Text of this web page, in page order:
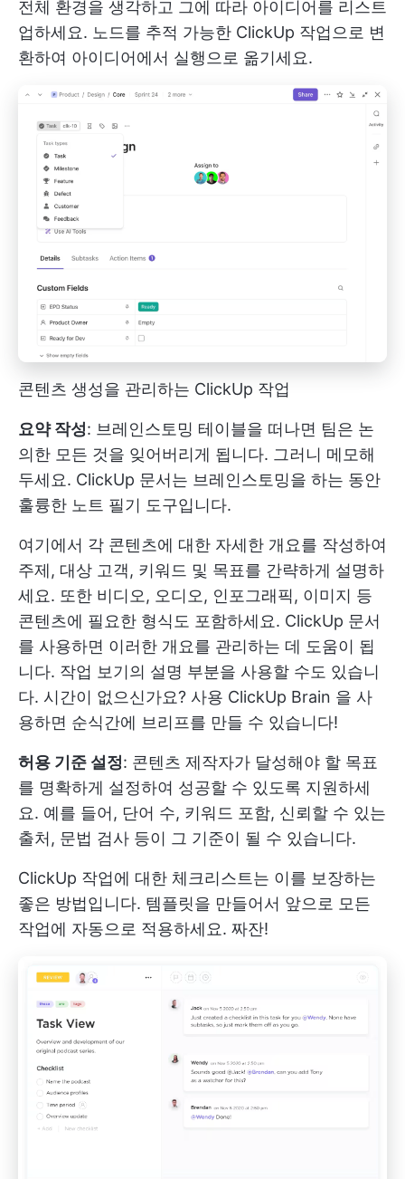
전체 환경을 생각하고 그에 따라 아이디어를 리스트
업하세요. 노드를 추적 가능한 ClickUp 작업으로 변
환하여 아이디어에서 실행으로 옮기세요.
콘텐츠 생성을 관리하는 ClickUp 작업
요약 작성: 브레인스토밍 테이블을 떠나면 팀은 논
의한 모든 것을 잊어버리게 됩니다. 그러니 메모해
두세요. ClickUp 문서는 브레인스토밍을 하는 동안
훌륭한 노트 필기 도구입니다.
여기에서 각 콘텐츠에 대한 자세한 개요를 작성하여
주제, 대상 고객, 키워드 및 목표를 간략하게 설명하
세요. 또한 비디오, 오디오, 인포그래픽, 이미지 등
콘텐츠에 필요한 형식도 포함하세요. ClickUp 문서
를 사용하면 이러한 개요를 관리하는 데 도움이 됩
니다. 작업 보기의 설명 부분을 사용할 수도 있습니
다. 시간이 없으신가요? 사용 ClickUp Brain 을 사
용하면 순식간에 브리프를 만들 수 있습니다!
허용 기준 설정: 콘텐츠 제작자가 달성해야 할 목표
를 명확하게 설정하여 성공할 수 있도록 지원하세
요. 예를 들어, 단어 수, 키워드 포함, 신뢰할 수 있는
출처, 문법 검사 등이 그 기준이 될 수 있습니다.
ClickUp 작업에 대한 체크리스트는 이를 보장하는
좋은 방법입니다. 템플릿을 만들어서 앞으로 모든
작업에 자동으로 적용하세요. 짜잔!